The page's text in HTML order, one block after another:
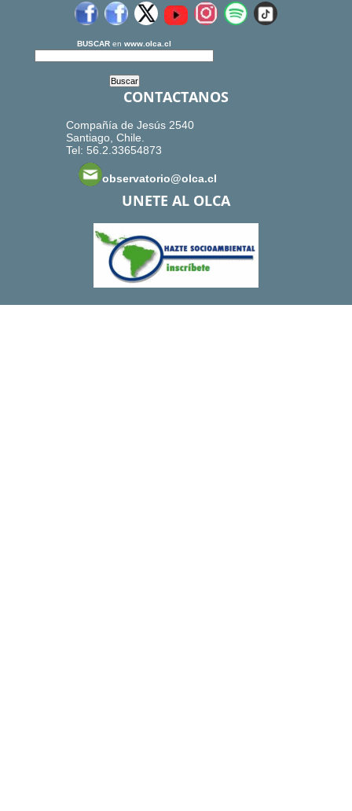
BUSCAR en www.olca.cl
CONTACTANOS
Compañía de Jesús 2540
Santiago, Chile.
Tel: 56.2.33654873
observatorio@olca.cl
UNETE AL OLCA